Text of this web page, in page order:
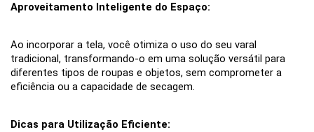
Aproveitamento Inteligente do Espaço:
Ao incorporar a tela, você otimiza o uso do seu varal
tradicional, transformando-o em uma solução versátil para
diferentes tipos de roupas e objetos, sem comprometer a
eficiência ou a capacidade de secagem.
Dicas para Utilização Eficiente: